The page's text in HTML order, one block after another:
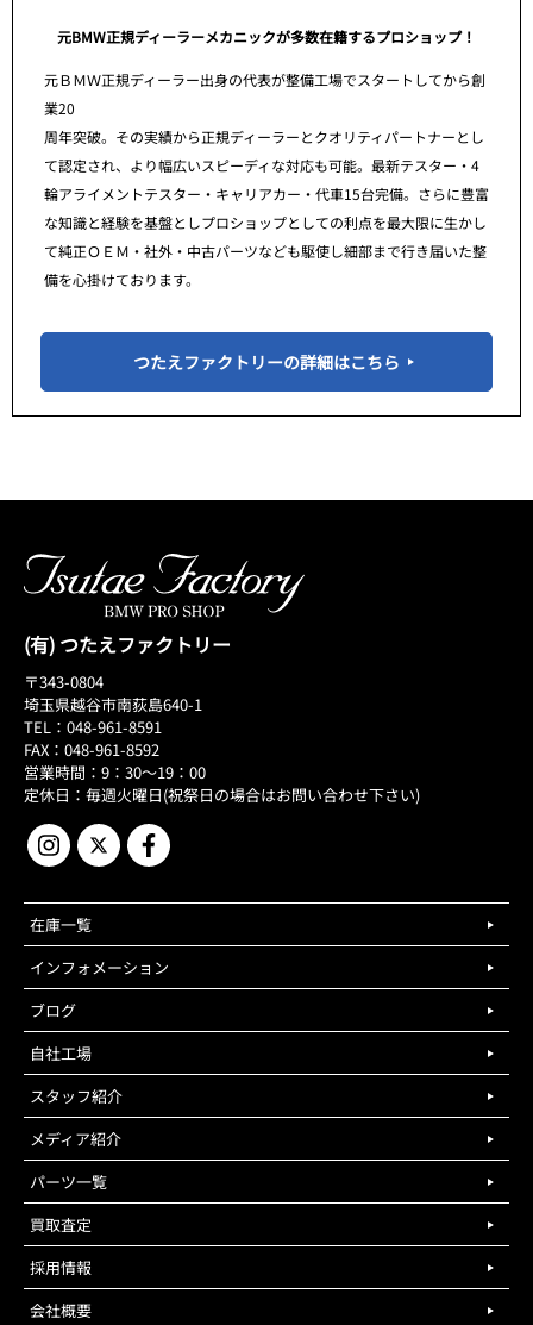
元BMW正規ディーラーメカニックが多数在籍するプロショップ！
元ＢＭＷ正規ディーラー出身の代表が整備工場でスタートしてから創
業20
周年突破。その実績から正規ディーラーとクオリティパートナーとし
て認定され、より幅広いスピーディな対応も可能。最新テスター・4
輪アライメントテスター・キャリアカー・代車15台完備。さらに豊富
な知識と経験を基盤としプロショップとしての利点を最大限に生かし
て純正ＯＥＭ・社外・中古パーツなども駆使し細部まで行き届いた整
備を心掛けております。
つたえファクトリーの詳細はこちら
(有) つたえファクトリー
〒343-0804
埼玉県越谷市南荻島640-1
TEL：048-961-8591
FAX：048-961-8592
営業時間：9：30～19：00
定休日：毎週火曜日(祝祭日の場合はお問い合わせ下さい)
在庫一覧
インフォメーション
ブログ
自社工場
スタッフ紹介
メディア紹介
パーツ一覧
買取査定
採用情報
会社概要